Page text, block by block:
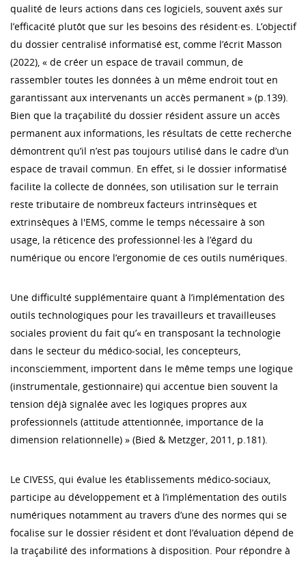
qualité de leurs actions dans ces logiciels, souvent axés sur
l’efficacité plutôt que sur les besoins des résident·es. L’objectif
du dossier centralisé informatisé est, comme l’écrit Masson
(2022), « de créer un espace de travail commun, de
rassembler toutes les données à un même endroit tout en
garantissant aux intervenants un accès permanent » (p.139).
Bien que la traçabilité du dossier résident assure un accès
permanent aux informations, les résultats de cette recherche
démontrent qu’il n’est pas toujours utilisé dans le cadre d’un
espace de travail commun. En effet, si le dossier informatisé
facilite la collecte de données, son utilisation sur le terrain
reste tributaire de nombreux facteurs intrinsèques et
extrinsèques à l'EMS, comme le temps nécessaire à son
usage, la réticence des professionnel·les à l’égard du
numérique ou encore l’ergonomie de ces outils numériques.
Une difficulté supplémentaire quant à l’implémentation des
outils technologiques pour les travailleurs et travailleuses
sociales provient du fait qu’« en transposant la technologie
dans le secteur du médico-social, les concepteurs,
inconsciemment, importent dans le même temps une logique
(instrumentale, gestionnaire) qui accentue bien souvent la
tension déjà signalée avec les logiques propres aux
professionnels (attitude attentionnée, importance de la
dimension relationnelle) » (Bied & Metzger, 2011, p.181).
Le CIVESS, qui évalue les établissements médico-sociaux,
participe au développement et à l’implémentation des outils
numériques notamment au travers d’une des normes qui se
focalise sur le dossier résident et dont l’évaluation dépend de
la traçabilité des informations à disposition. Pour répondre à